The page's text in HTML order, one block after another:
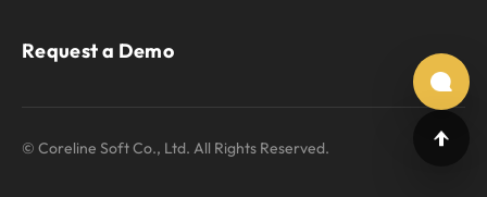
Request a Demo
© Coreline Soft Co., Ltd. All Rights Reserved.